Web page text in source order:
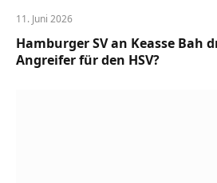
11. Juni 2026
Hamburger SV an Keasse Bah
Angreifer für den HSV?